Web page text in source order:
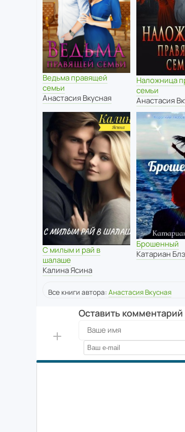
Ведьма правящей
семьи
Анастасия Вкусная
Наложница
семьи
Анастасия
С милым и рай в
шалаше
Калина Ясина
Брошенный
Катариан
Все книги автора: Анастасия Вкусная
Оставить комментарий